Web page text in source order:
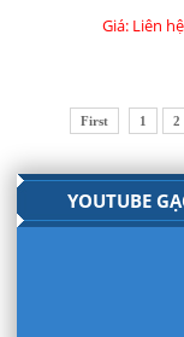
Giá: Liên hệ
First 1 2
YOUTUBE